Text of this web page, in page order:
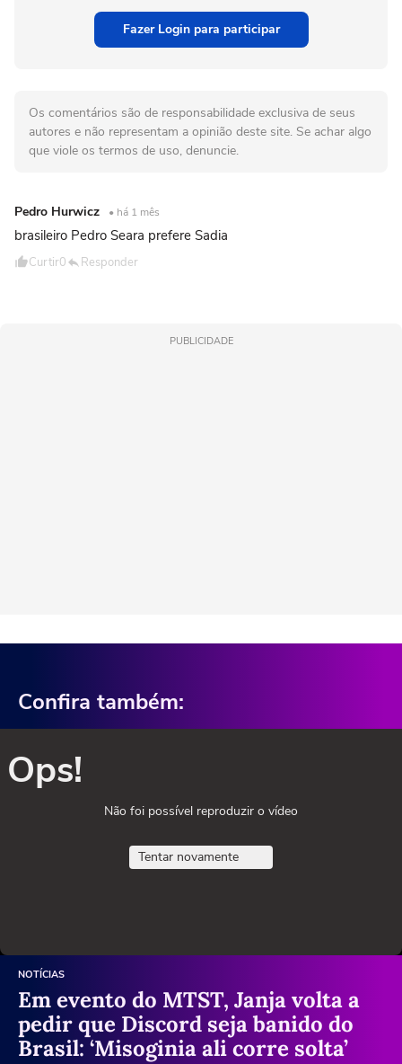
Fazer Login para participar
Os comentários são de responsabilidade exclusiva de seus
autores e não representam a opinião deste site. Se achar algo
que viole os termos de uso, denuncie.
Pedro Hurwicz • há 1 mês
brasileiro Pedro Seara prefere Sadia
Curtir0 Responder
PUBLICIDADE
Confira também:
Ops!
Não foi possível reproduzir o vídeo
Tentar novamente
NOTÍCIAS
Em evento do MTST, Janja volta a
pedir que Discord seja banido do
Brasil: ‘Misoginia ali corre solta’